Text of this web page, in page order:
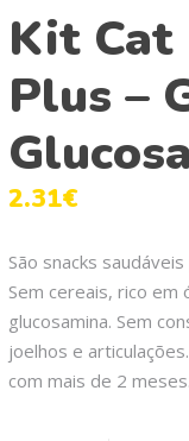
Kit Cat
Plus –
2.31€
São snacks
Sem cereais, rico
glucosamina. Sem
joelhos e
com mais de 2 meses.